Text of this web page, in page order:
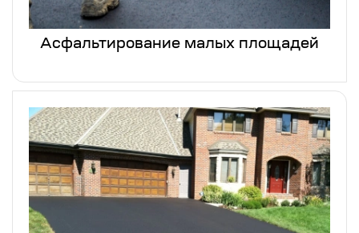
Асфальтирование малых площадей